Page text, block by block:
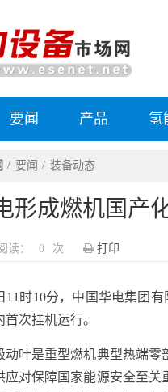
要闻 产品 氢
要闻 装备动态
形成燃机国产
读： 0 次 打印
时10分，中国华电集团有
次挂机运行。
是重型燃机典型热端零
应对保障国家能源安全至